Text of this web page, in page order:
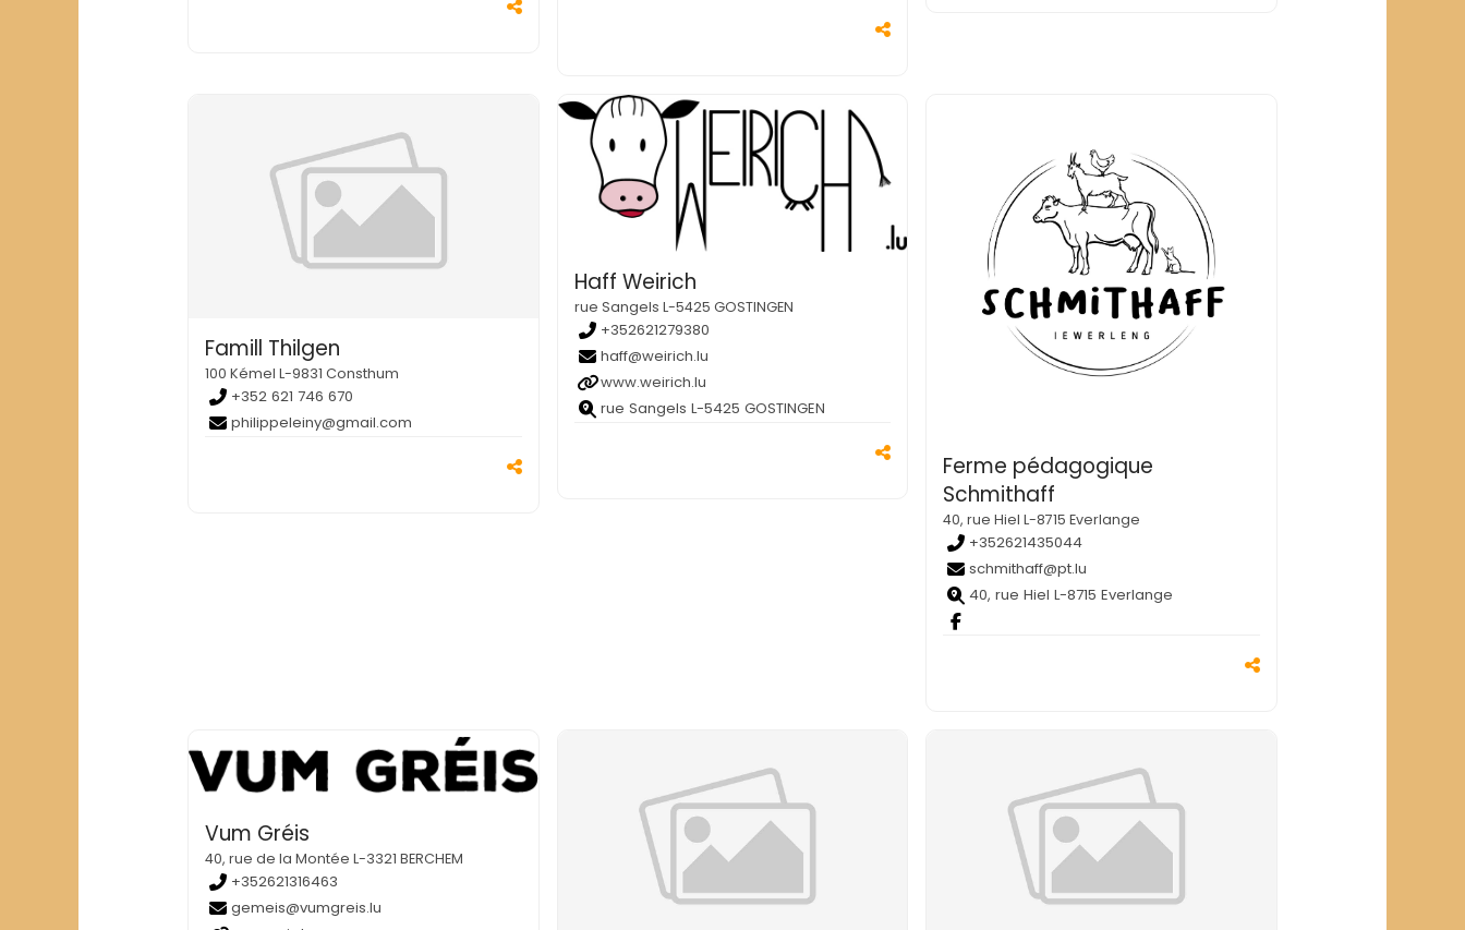
Famill Thilgen
100 Kémel L-9831 Consthum
+352 621 746 670
philippeleiny@gmail.com
Haff Weirich
rue Sangels L-5425 GOSTINGEN
+352621279380
haff@weirich.lu
www.weirich.lu
rue Sangels L-5425 GOSTINGEN
Ferme pédagogique
Schmithaff
40, rue Hiel L-8715 Everlange
+352621435044
schmithaff@pt.lu
40, rue Hiel L-8715 Everlange
Vum Gréis
40, rue de la Montée L-3321 BERCHEM
+352621316463
gemeis@vumgreis.lu